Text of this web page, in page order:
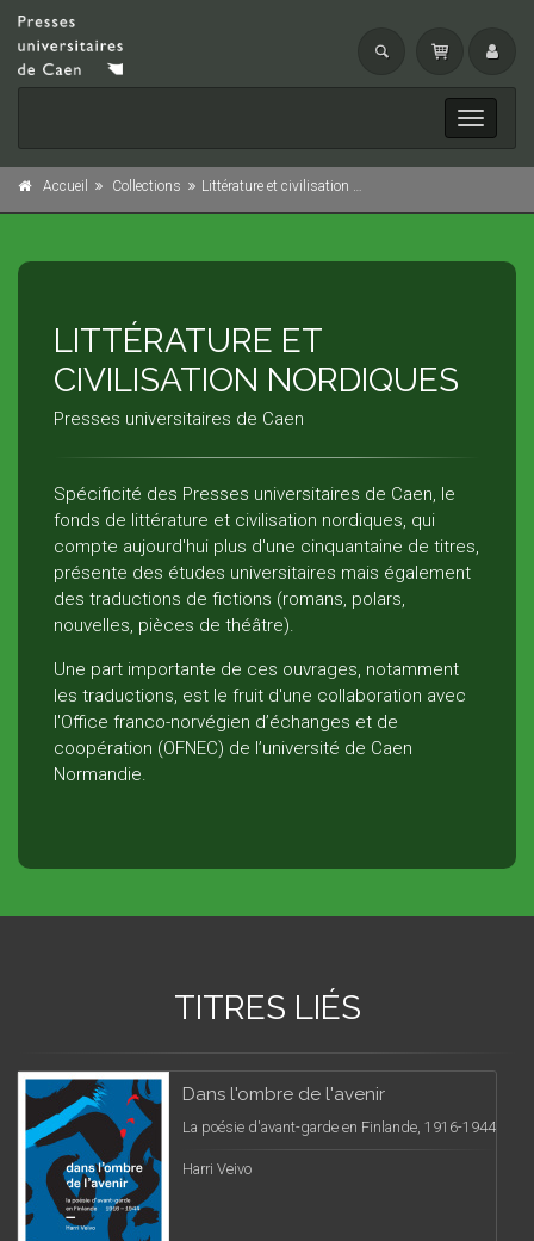
Toggle
Accueil Collections Littérature et civilisation nordiques
LITTÉRATURE ET
CIVILISATION NORDIQUES
Presses universitaires de Caen
Spécificité des Presses universitaires de Caen, le
fonds de littérature et civilisation nordiques, qui
compte aujourd'hui plus d'une cinquantaine de titres,
présente des études universitaires mais également
des traductions de fictions (romans, polars,
nouvelles, pièces de théâtre).
Une part importante de ces ouvrages, notamment
les traductions, est le fruit d'une collaboration avec
l'Office franco-norvégien d’échanges et de
coopération (OFNEC) de l’université de Caen
Normandie.
TITRES LIÉS
Dans l'ombre de l'avenir
La poésie d'avant-garde en Finlande, 1916-1944
Harri Veivo